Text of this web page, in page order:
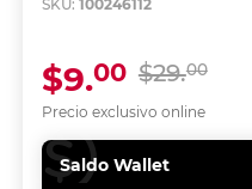
SKU: 100246112
Precio exclusivo online
$29.00
$9.00
Saldo Wallet